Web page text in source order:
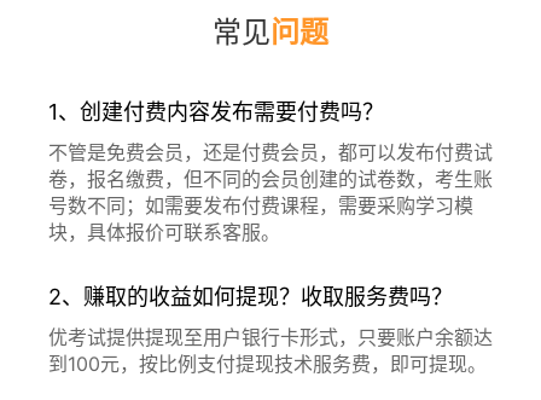
常见问题
1、创建付费内容发布需要付费吗？
不管是免费会员，还是付费会员，都可以发布付费试
卷，报名缴费，但不同的会员创建的试卷数，考生账
号数不同；如需要发布付费课程，需要采购学习模
块，具体报价可联系客服。
2、赚取的收益如何提现？收取服务费吗？
优考试提供提现至用户银行卡形式，只要账户余额达
到100元，按比例支付提现技术服务费，即可提现。